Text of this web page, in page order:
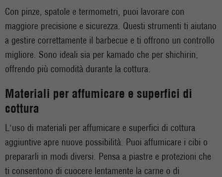
Con pinze, spatole e termometri, puoi lavorare con
maggiore precisione e sicurezza. Questi strumenti ti aiutano
a gestire correttamente il barbecue e ti offrono un controllo
migliore. Sono ideali sia per kamado che per shichirin,
offrendo più comodità durante la cottura.
Materiali per affumicare e superfici di
cottura
L'uso di materiali per affumicare e superfici di cottura
aggiuntive apre nuove possibilità. Puoi affumicare i cibi o
prepararli in modi diversi. Pensa a piastre e protezioni che
ti consentono di cuocere lentamente la carne o di